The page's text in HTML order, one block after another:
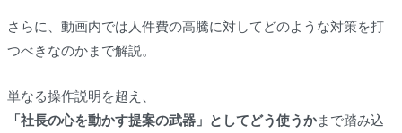
さらに、動画内では人件費の高騰に対してどのような対策を打
つべきなのかまで解説。
単なる操作説明を超え、
「社長の心を動かす提案の武器」としてどう使うかまで踏み込